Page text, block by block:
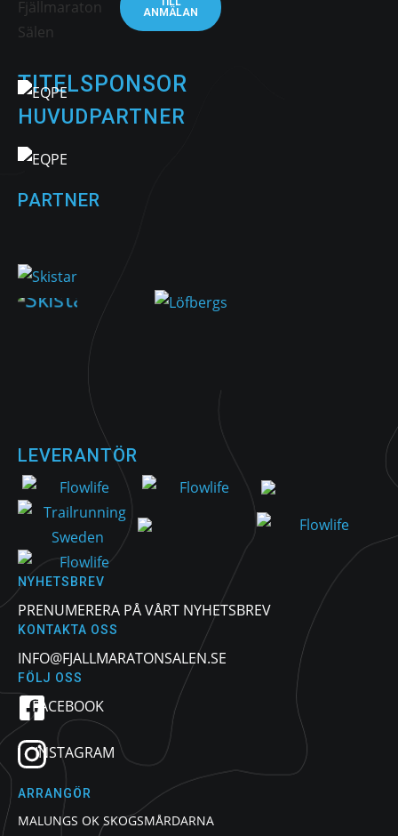
ANMÄLAN
TITELSPONSOR
HUVUDPARTNER
PARTNER
LEVERANTÖR
NYHETSBREV
PRENUMERERA PÅ VÅRT NYHETSBREV
KONTAKTA OSS
INFO@FJALLMARATONSALEN.SE
FÖLJ OSS
FACEBOOK
INSTAGRAM
ARRANGÖR
MALUNGS OK SKOGSMÅRDARNA